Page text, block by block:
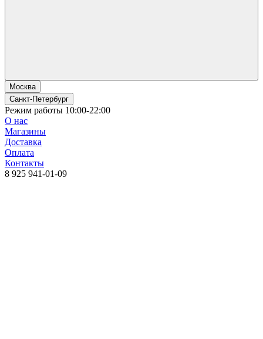
Москва
Санкт-Петербург
Режим работы 10:00-22:00
О нас
Магазины
Доставка
Оплата
Контакты
8 925 941-01-09